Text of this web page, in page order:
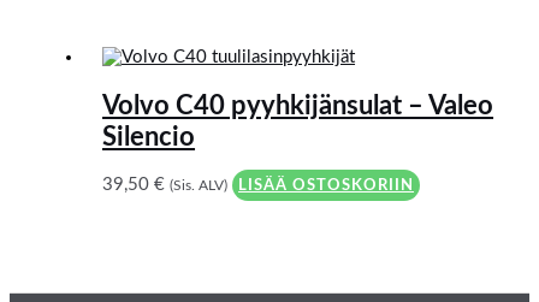
Volvo C40 pyyhkijänsulat – Valeo
Silencio
39,50€ (Sis. ALV) LISÄÄ OSTOSKORIIN